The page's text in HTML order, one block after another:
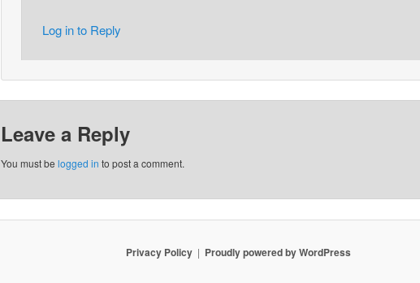
Log in to Reply
Leave a Reply
You must be logged in to post a comment.
Privacy Policy Proudly powered by WordPress